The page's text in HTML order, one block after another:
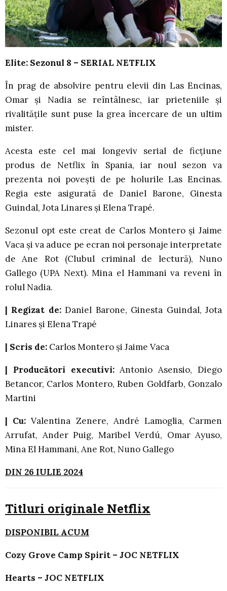
Elite: Sezonul 8 – SERIAL NETFLIX
În prag de absolvire pentru elevii din Las Encinas,
Omar și Nadia se reîntâlnesc, iar prieteniile și
rivalitățile sunt puse la grea încercare de un ultim
mister.
Acesta este cel mai longeviv serial de ficțiune
produs de Netflix în Spania, iar noul sezon va
prezenta noi povești de pe holurile Las Encinas.
Regia este asigurată de Daniel Barone, Ginesta
Guindal, Jota Linares și Elena Trapé.
Sezonul opt este creat de Carlos Montero și Jaime
Vaca și va aduce pe ecran noi personaje interpretate
de Ane Rot (Clubul criminal de lectură), Nuno
Gallego (UPA Next). Mina el Hammani va reveni în
rolul Nadia.
| Regizat de:Daniel Barone, Ginesta Guindal, Jota
Linares și Elena Trapé
| Scris de: Carlos Montero și Jaime Vaca
| Producători executivi:Antonio Asensio, Diego
Betancor, Carlos Montero, Ruben Goldfarb, Gonzalo
Martini
| Cu: Valentina Zenere, André Lamoglia, Carmen
Arrufat, Ander Puig, Maribel Verdú, Omar Ayuso,
Mina El Hammani, Ane Rot, Nuno Gallego
DIN 26 IULIE 2024
Titluri originale Netflix
DISPONIBIL ACUM
Cozy Grove Camp Spirit – JOC NETFLIX
Hearts – JOC NETFLIX